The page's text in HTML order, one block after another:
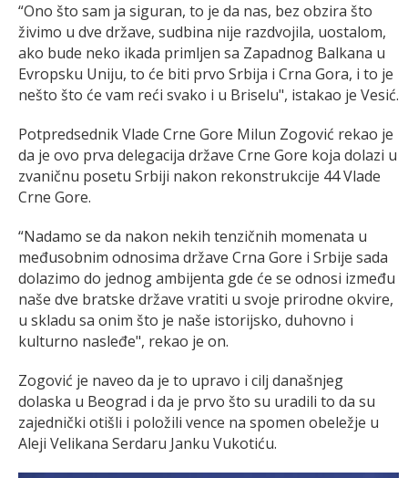
“Ono što sam ja siguran, to je da nas, bez obzira što
živimo u dve države, sudbina nije razdvojila, uostalom,
ako bude neko ikada primljen sa Zapadnog Balkana u
Evropsku Uniju, to će biti prvo Srbija i Crna Gora, i to je
nešto što će vam reći svako i u Briselu", istakao je Vesić.
Potpredsednik Vlade Crne Gore Milun Zogović rekao je
da je ovo prva delegacija države Crne Gore koja dolazi u
zvaničnu posetu Srbiji nakon rekonstrukcije 44 Vlade
Crne Gore.
“Nadamo se da nakon nekih tenzičnih momenata u
međusobnim odnosima države Crna Gore i Srbije sada
dolazimo do jednog ambijenta gde će se odnosi između
naše dve bratske države vratiti u svoje prirodne okvire,
u skladu sa onim što je naše istorijsko, duhovno i
kulturno nasleđe", rekao je on.
Zogović je naveo da je to upravo i cilj današnjeg
dolaska u Beograd i da je prvo što su uradili to da su
zajednički otišli i položili vence na spomen obeležje u
Aleji Velikana Serdaru Janku Vukotiću.